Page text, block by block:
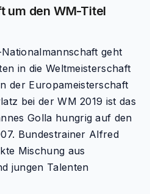
um den WM-Titel
geht
in die Weltmeisterschaft
der Europameisterschaft
bei der WM 2019 ist das
Golla hungrig auf den
Bundestrainer Alfred
Mischung aus
jungen Talenten